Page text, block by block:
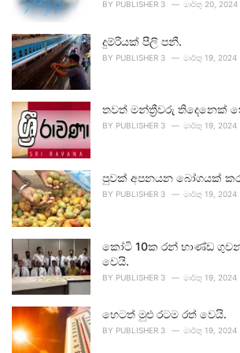
BY PUBLISHER 3 මාර්තු 20, 2024
දුම්රියක් පීලි පනී.
BY PUBLISHER 3 මාර්තු 19, 2024
තවත් මන්ත්‍රීවරු තිදෙනෙක්
BY PUBLISHER 3 මාර්තු 19, 2024
පුවක් අපනයන බෝගයක්
BY PUBLISHER 3 මාර්තු 19, 2024
කෝටි 10ක රන් භාණ්ඩ
වෙයි.
BY PUBLISHER 3 මාර්තු 19, 2024
හෙටත් මුළු රටම රත් වෙයි.
BY PUBLISHER 3 මාර්තු 19, 2024